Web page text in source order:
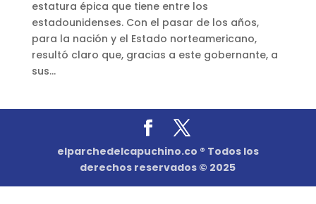
estatura épica que tiene entre los
estadounidenses. Con el pasar de los años,
para la nación y el Estado norteamericano,
resultó claro que, gracias a este gobernante, a
sus...
elparchedelcapuchino.co ® Todos los
derechos reservados © 2025